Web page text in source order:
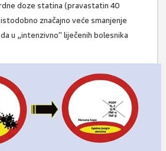
doze statina (pravastatin 40
značajno veće smanjenje
u „intenzivno" liječenih bolesnika